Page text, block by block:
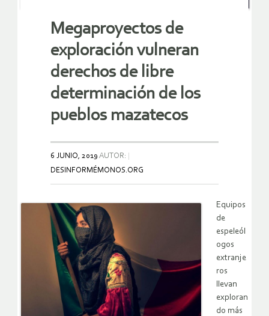
Megaproyectos de
exploración vulneran
derechos de libre
determinación de los
pueblos mazatecos
6 JUNIO, 2019 AUTOR:
DESINFORMÉMONOS.ORG
Equipos
de
espeleól
ogos
extranje
ros
llevan
exploran
do más